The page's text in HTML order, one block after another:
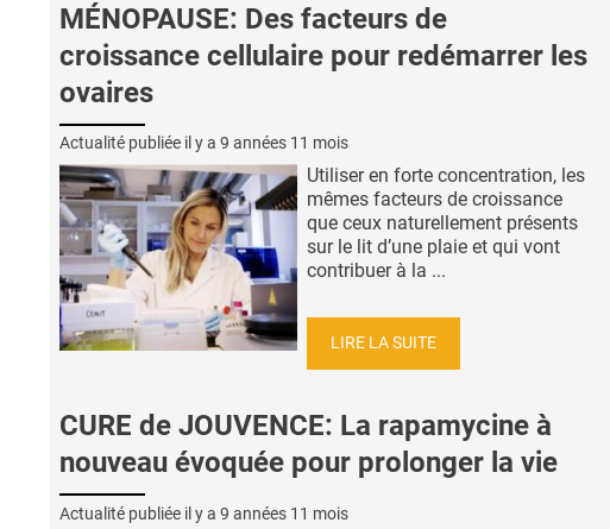
MÉNOPAUSE: Des facteurs de
croissance cellulaire pour redémarrer les
ovaires
Actualité publiée il y a 9 années 11 mois
Utiliser en forte concentration, les
mêmes facteurs de croissance
que ceux naturellement présents
sur le lit d’une plaie et qui vont
contribuer à la ...
LIRE LA SUITE
CURE de JOUVENCE: La rapamycine à
nouveau évoquée pour prolonger la vie
Actualité publiée il y a 9 années 11 mois